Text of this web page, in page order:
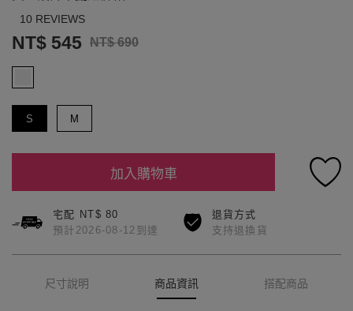
10 REVIEWS
NT$ 545 NT$ 690
S M
加入購物車
宅配 NT$ 80
預計2026-08-12到達
退貨方式
支持退換貨
尺寸說明 商品資訊 搭配商品